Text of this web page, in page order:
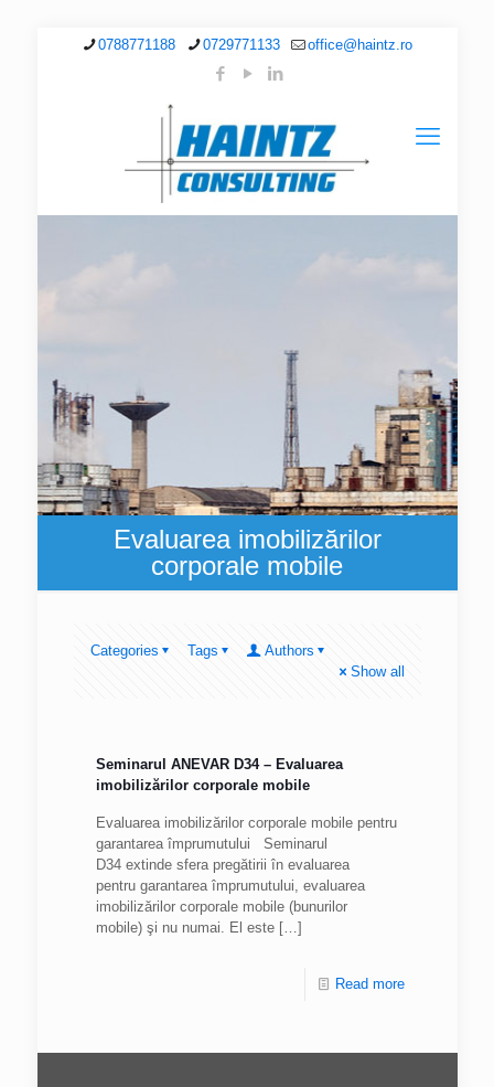
0788771188 0729771133 office@haintz.ro
Evaluarea imobilizărilor
corporale mobile
Categories Tags
Authors
Show all
Seminarul ANEVAR D34 – Evaluarea
imobilizărilor corporale mobile
Evaluarea imobilizărilor corporale mobile pentru
garantarea împrumutului Seminarul
D34 extinde sfera pregătirii în evaluarea
pentru garantarea împrumutului, evaluarea
imobilizărilor corporale mobile (bunurilor
mobile) şi nu numai. El este[…]
Read more